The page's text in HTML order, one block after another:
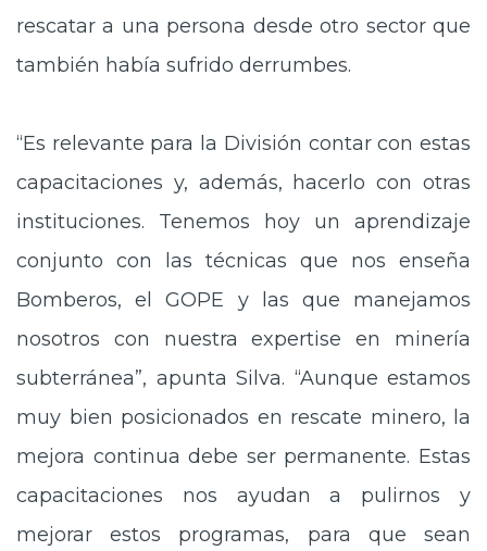
rescatar a una persona desde otro sector que
también había sufrido derrumbes.
“Es relevante para la División contar con estas
capacitaciones y, además, hacerlo con otras
instituciones. Tenemos hoy un aprendizaje
conjunto con las técnicas que nos enseña
Bomberos, el GOPE y las que manejamos
nosotros con nuestra expertise en minería
subterránea”, apunta Silva. “Aunque estamos
muy bien posicionados en rescate minero, la
mejora continua debe ser permanente. Estas
capacitaciones nos ayudan a pulirnos y
mejorar estos programas, para que sean